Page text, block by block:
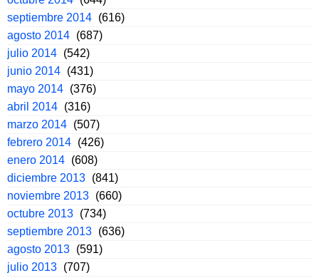
septiembre 2014 (616)
agosto 2014 (687)
julio 2014 (542)
junio 2014 (431)
mayo 2014 (376)
abril 2014 (316)
marzo 2014 (507)
febrero 2014 (426)
enero 2014 (608)
diciembre 2013 (841)
noviembre 2013 (660)
octubre 2013 (734)
septiembre 2013 (636)
agosto 2013 (591)
julio 2013 (707)